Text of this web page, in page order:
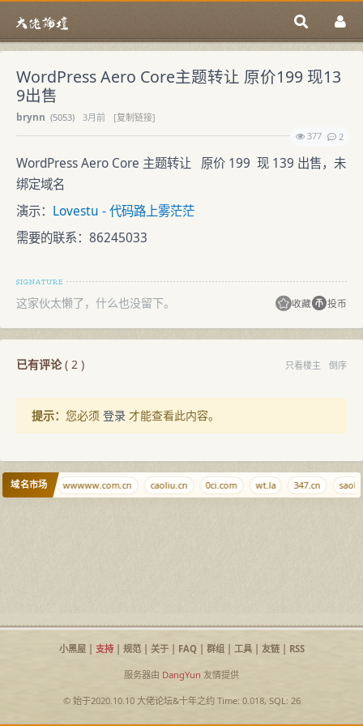
WordPress Aero Core主题转让 原价199 现13
9出售
brynn (5053) 3月前
[复制链接]
377
2
WordPress Aero Core 主题转让 原价 199 现 139 出售，未
绑定域名
演示： Lovestu - 代码路上雾茫茫
需要的联系：86245033
这家伙太懒了，什么也没留下。 收藏 投币
已有评论( 2 ) 只看楼主 倒序
提示： 您必须 登录 才能查看此内容。
域名市场 wwwww.com.cn caoliu.cn 0ci.com wt.la 347.cn
小黑屋| 支持| 规范| 关于| FAQ| 群组| 工具| 友链| RSS
服务器由 DangYun 友情提供
© 始于2020.10.10 大佬论坛&十年之约Time: 0.018, SQL: 26